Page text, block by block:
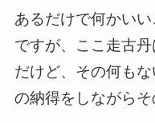
あるだけで何かい
ですが、ここ走古丹
だけど、その何も
の納得をしながらそ